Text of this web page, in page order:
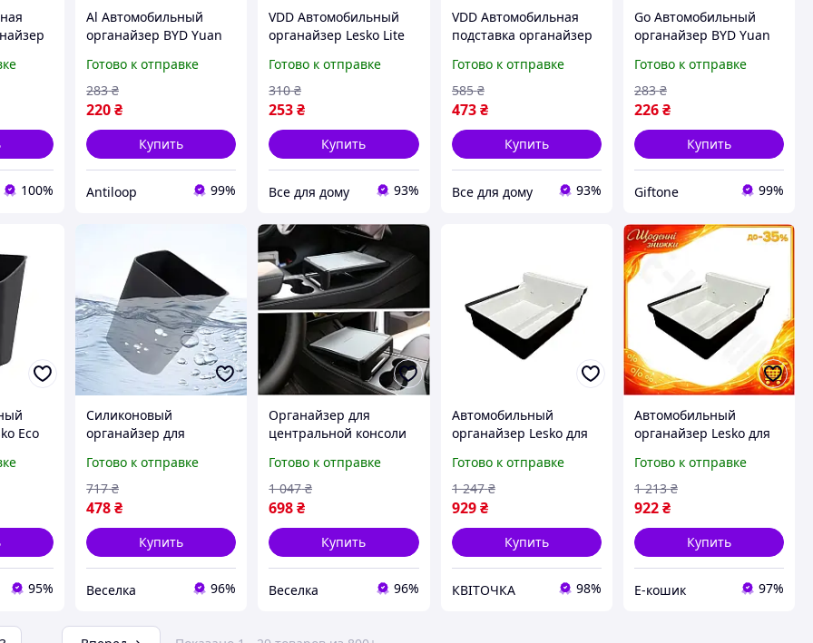
100%
Al Автомобильный
органайзер BYD Yuan
задней части
подлокотника для
хранения мусора
Готово к отправке
220₴
283 ₴
Купить
Antiloop 99%
VDD Автомобильный
органайзер Lesko Lite
BYD Yuan Up для
хранения мусора и
мелочей п VDD11-S
Готово к отправке
253₴
310 ₴
Купить
Все для дому 93%
VDD Автомобильная
подставка органайзер
центральной консоли
для напитков и гадж
VDD11-S
Готово к отправке
473 ₴
585 ₴
Купить
Все для дому 93%
Go Автомобильный
органайзер BYD Yuan
задней части
подлокотника для
хранения мусора
Готово к отправке
226₴
283 ₴
Купить
Giftone 99%
Eco
95%
Силиконовый
органайзер для
мусора в автомобиле
для задней части
подлокотника FLAME
Готово к отправке
478₴
717 ₴
Купить
Веселка 96%
Органайзер для
центральной консоли
для напитков и
мелочей удобный
аксессуар для авто
FLAME
Готово к отправке
698₴
1 047 ₴
Купить
Веселка 96%
Автомобильный
органайзер Lesko для
белый пластиковый
органайзер для
центральной конс
KVI_12
Готово к отправке
929 ₴
1 247 ₴
Купить
КВІТОЧКА 98%
Автомобильный
органайзер Lesko для
белый пластиковый
органайзер для
центральной конс
Готово к отправке
922₴
1 213 ₴
Купить
Е-кошик 97%